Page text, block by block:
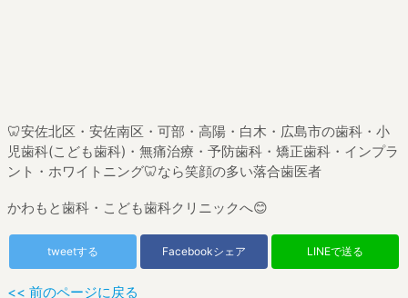
🦷安佐北区・安佐南区・可部・高陽・白木・広島市の歯科・小
児歯科(こども歯科)・無痛治療・予防歯科・矯正歯科・インプラ
ント・ホワイトニング🦷なら笑顔の多い落合歯医者
かわもと歯科・こども歯科クリニックへ😊
tweetする Facebookシェア LINEで送る
<< 前のページに戻る